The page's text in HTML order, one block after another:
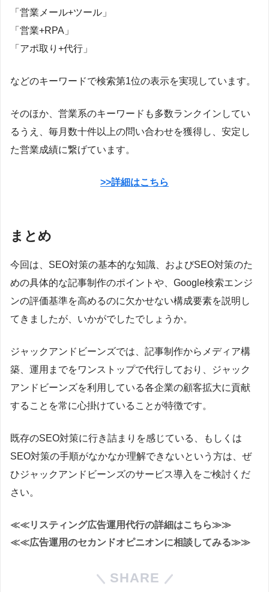
「営業メール+ツール」
「営業+RPA」
「アポ取り+代行」
などのキーワードで検索第1位の表示を実現しています。
そのほか、営業系のキーワードも多数ランクインしてい
るうえ、毎月数十件以上の問い合わせを獲得し、安定し
た営業成績に繋げています。
>>詳細はこちら
まとめ
今回は、SEO対策の基本的な知識、およびSEO対策のた
めの具体的な記事制作のポイントや、Google検索エンジ
ンの評価基準を高めるのに欠かせない構成要素を説明し
てきましたが、いかがでしたでしょうか。
ジャックアンドビーンズでは、記事制作からメディア構
築、運用までをワンストップで代行しており、ジャック
アンドビーンズを利用している各企業の顧客拡大に貢献
することを常に心掛けていることが特徴です。
既存のSEO対策に行き詰まりを感じている、もしくは
SEO対策の手順がなかなか理解できないという方は、ぜ
ひジャックアンドビーンズのサービス導入をご検討くだ
さい。
≪≪リスティング広告運用代行の詳細はこちら≫≫
≪≪広告運用のセカンドオピニオンに相談してみる≫≫
SHARE